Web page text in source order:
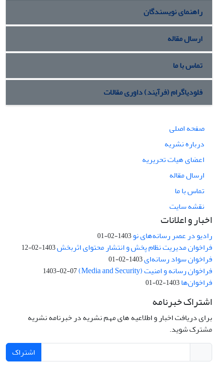
راهنمای نویسندگان
ارسال مقاله
تماس با ما
فلودیاگرام (فرآیند) داوری مقالات
صفحه اصلی
درباره نشریه
اعضای هیات تحریریه
ارسال مقاله
تماس با ما
نقشه سایت
اخبار و اعلانات
رادیو در عصر رسانه‌های نو1403-02-01
فراخوان مدیریت نظام پخش و انتشار محتوای اثربخش1403-02-12
فراخوان سواد رسانه‌ای1403-02-01
فراخوان رسانه و امنیت (Media and Security) 1403-02-07
فراخوان‌ها1403-02-01
اشتراک خبرنامه
برای دریافت اخبار و اطلاعیه های مهم نشریه در خبرنامه نشریه
مشترک شوید.
اشتراک